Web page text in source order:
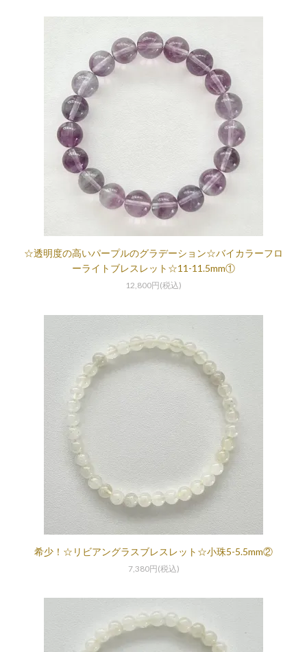
☆透明度の高いパープルのグラデーション☆バイカラーフロ
ーライトブレスレット☆11-11.5mm①
12,800円(税込)
希少！☆リビアングラスブレスレット☆小珠5-5.5mm②
7,380円(税込)